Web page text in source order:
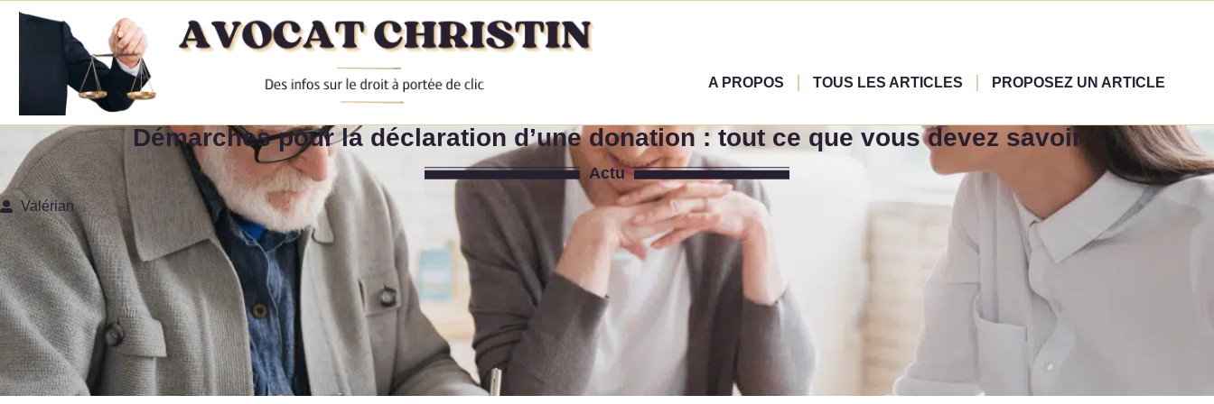
A PROPOS TOUS LES ARTICLES PROPOSEZ UN ARTICLE
Démarches pour la déclaration d’une donation : tout ce que vous devez savoir
Actu
Valérian